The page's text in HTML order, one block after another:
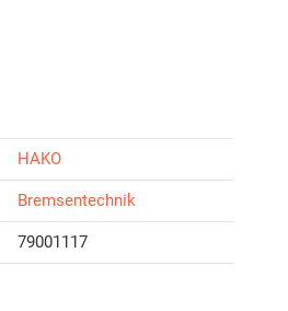
HAKO
Bremsentechnik
79001117